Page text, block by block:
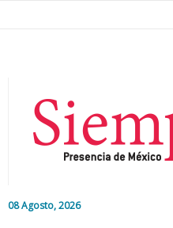
08 Agosto, 2026